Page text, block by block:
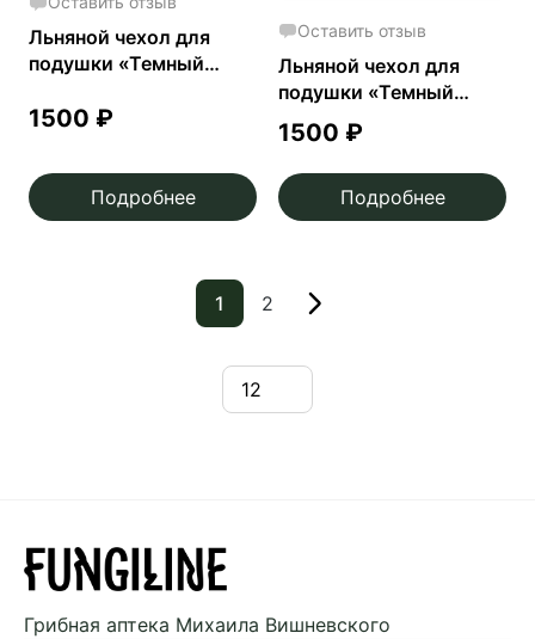
Льняной чехол для
подушки «Темный
1500 ₽
Подробнее
Оставить отзыв
Льняной чехол для
подушки «Темный
осенний лес»
1500 ₽
Подробнее
1 2
Грибная аптека Михаила Вишневского